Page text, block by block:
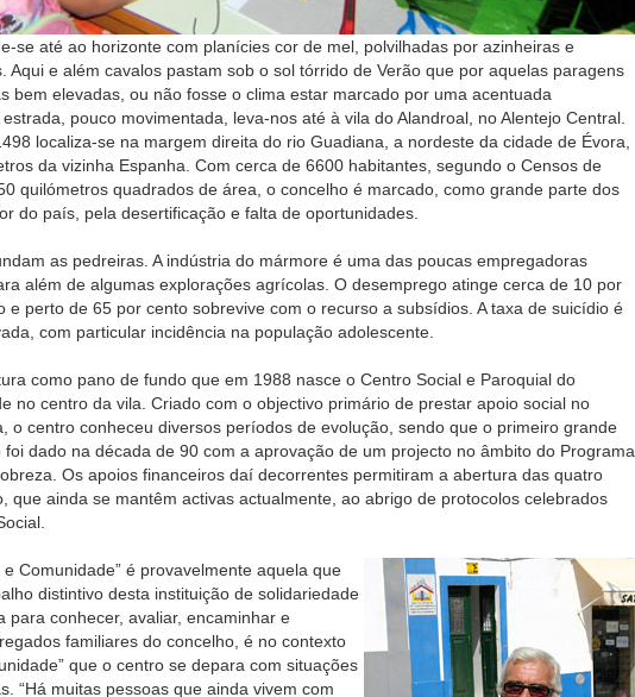
se até ao horizonte com planícies cor de mel, polvilhadas por azinheiras e
Aqui e além cavalos pastam sob o sol tórrido de Verão que por aquelas paragens
bem elevadas, ou não fosse o clima estar marcado por uma acentuada
pouco movimentada, leva-nos até à vila do Alandroal, no Alentejo Central.
localiza-se na margem direita do rio Guadiana, a nordeste da cidade de Évora,
da vizinha Espanha. Com cerca de 6600 habitantes, segundo o Censos de
quilómetros quadrados de área, o concelho é marcado, como grande parte dos
do país, pela desertificação e falta de oportunidades.
as pedreiras. A indústria do mármore é uma das poucas empregadoras
além de algumas explorações agrícolas. O desemprego atinge cerca de 10 por
e perto de 65 por cento sobrevive com o recurso a subsídios. A taxa de suicídio é
com particular incidência na população adolescente.
como pano de fundo que em 1988 nasce o Centro Social e Paroquial do
no centro da vila. Criado com o objectivo primário de prestar apoio social no
o centro conheceu diversos períodos de evolução, sendo que o primeiro grande
foi dado na década de 90 com a aprovação de um projecto no âmbito do Programa
Os apoios financeiros daí decorrentes permitiram a abertura das quatro
que ainda se mantêm activas actualmente, ao abrigo de protocolos celebrados
e Comunidade” é provavelmente aquela que
distintivo desta instituição de solidariedade
para conhecer, avaliar, encaminhar e
familiares do concelho, é no contexto
que o centro se depara com situações
“Há muitas pessoas que ainda vivem com